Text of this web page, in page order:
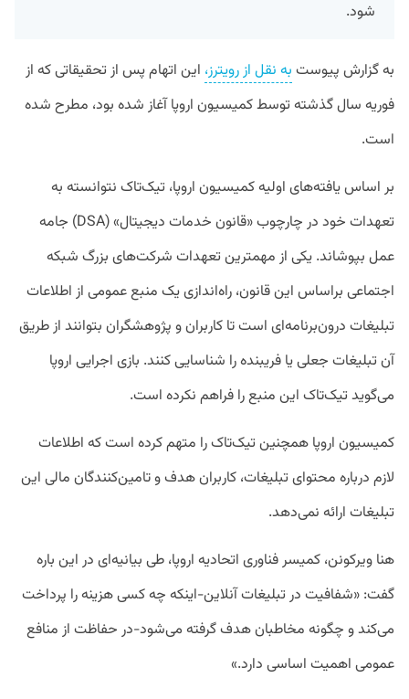
شود.
به گزارش پیوست به نقل از رویترز، این اتهام پس از تحقیقاتی که از
فوریه سال گذشته توسط کمیسیون اروپا آغاز شده بود، مطرح شده
است.
بر اساس یافته‌های اولیه کمیسیون اروپا، تیک‌تاک نتوانسته به
تعهدات خود در چارچوب «قانون خدمات دیجیتال» (DSA) جامه
عمل بپوشاند. یکی از مهمترین تعهدات شرکت‌های بزرگ شبکه
اجتماعی براساس این قانون، راه‌اندازی یک منبع عمومی از اطلاعات
تبلیغات درون‌برنامه‌ای است تا کاربران و پژوهشگران بتوانند از طریق
آن تبلیغات جعلی یا فریبنده را شناسایی کنند. بازی اجرایی اروپا
می‌گوید تیک‌تاک این منبع را فراهم نکرده است.
کمیسیون اروپا همچنین تیک‌تاک را متهم کرده است که اطلاعات
لازم درباره محتوای تبلیغات، کاربران هدف و تامین‌کنندگان مالی این
تبلیغات ارائه نمی‌دهد.
هنا ویرکونن، کمیسر فناوری اتحادیه اروپا، طی بیانیه‌ای در این باره
گفت: «شفافیت در تبلیغات آنلاین-اینکه چه کسی هزینه را پرداخت
می‌کند و چگونه مخاطبان هدف گرفته می‌شود-در حفاظت از منافع
عمومی اهمیت اساسی دارد.»